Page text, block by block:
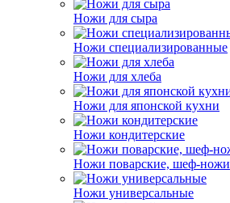
Ножи для сыра
Ножи специализированные
Ножи для хлеба
Ножи для японской кухни
Ножи кондитерские
Ножи поварские, шеф-ножи
Ножи универсальные